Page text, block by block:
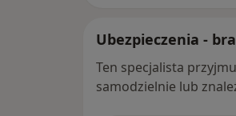
Ubezpieczenia -
Ten specjalista
samodzielnie lub